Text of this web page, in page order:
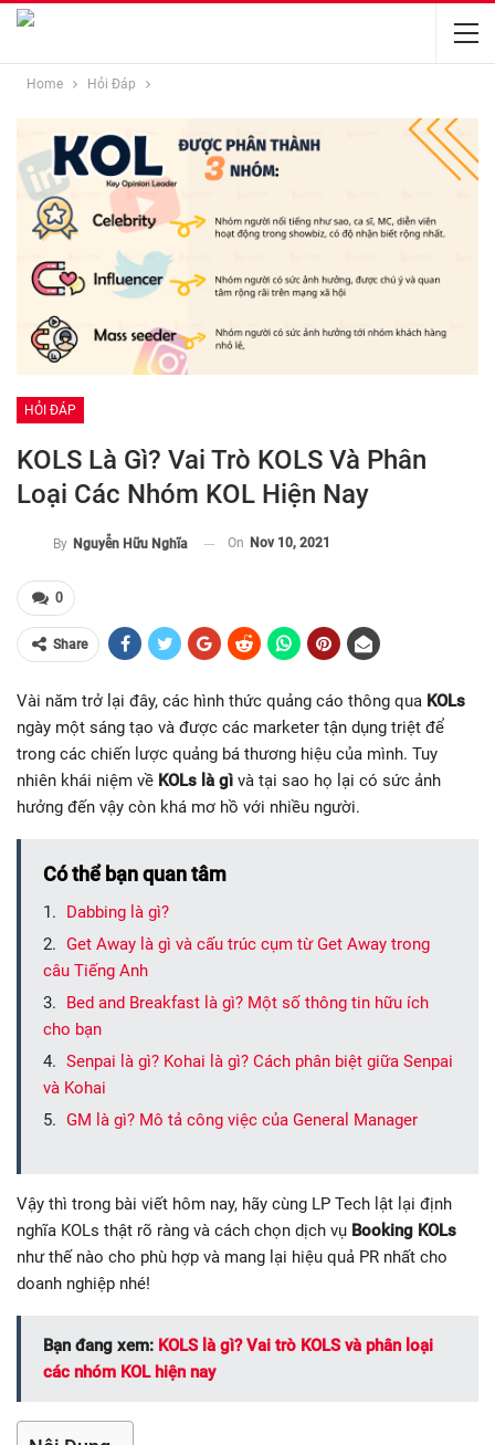
Home Hỏi Đáp
HỎI ĐÁP
KOLS Là Gì? Vai Trò KOLS Và Phân
Loại Các Nhóm KOL Hiện Nay
By Nguyễn Hữu Nghĩa On Nov 10, 2021
0
Share
Vài năm trở lại đây, các hình thức quảng cáo thông qua KOLs
ngày một sáng tạo và được các marketer tận dụng triệt để
trong các chiến lược quảng bá thương hiệu của mình. Tuy
nhiên khái niệm về KOLs là gì và tại sao họ lại có sức ảnh
hưởng đến vậy còn khá mơ hồ với nhiều người.
Có thể bạn quan tâm
Dabbing là gì?
Get Away là gì và cấu trúc cụm từ Get Away trong
câu Tiếng Anh
Bed and Breakfast là gì? Một số thông tin hữu ích
cho bạn
Senpai là gì? Kohai là gì? Cách phân biệt giữa Senpai
và Kohai
GM là gì? Mô tả công việc của General Manager
Vậy thì trong bài viết hôm nay, hãy cùng LP Tech lật lại định
nghĩa KOLs thật rõ ràng và cách chọn dịch vụ Booking KOLs
như thế nào cho phù hợp và mang lại hiệu quả PR nhất cho
doanh nghiệp nhé!
Bạn đang xem: KOLS là gì? Vai trò KOLS và phân loại
các nhóm KOL hiện nay